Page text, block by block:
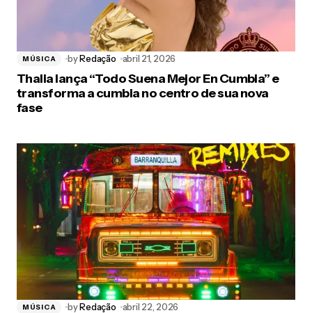
MÚSICA byRedação abril 21, 2026
Thalia lança “Todo Suena Mejor En Cumbia” e
transforma a cumbia no centro de sua nova
fase
MÚSICA byRedação abril 22, 2026